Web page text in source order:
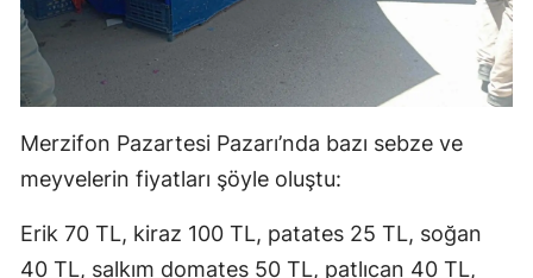
Merzifon Pazartesi Pazarı’nda bazı sebze ve
meyvelerin fiyatları şöyle oluştu:
Erik 70 TL, kiraz 100 TL, patates 25 TL, soğan
40 TL, salkım domates 50 TL, patlıcan 40 TL,